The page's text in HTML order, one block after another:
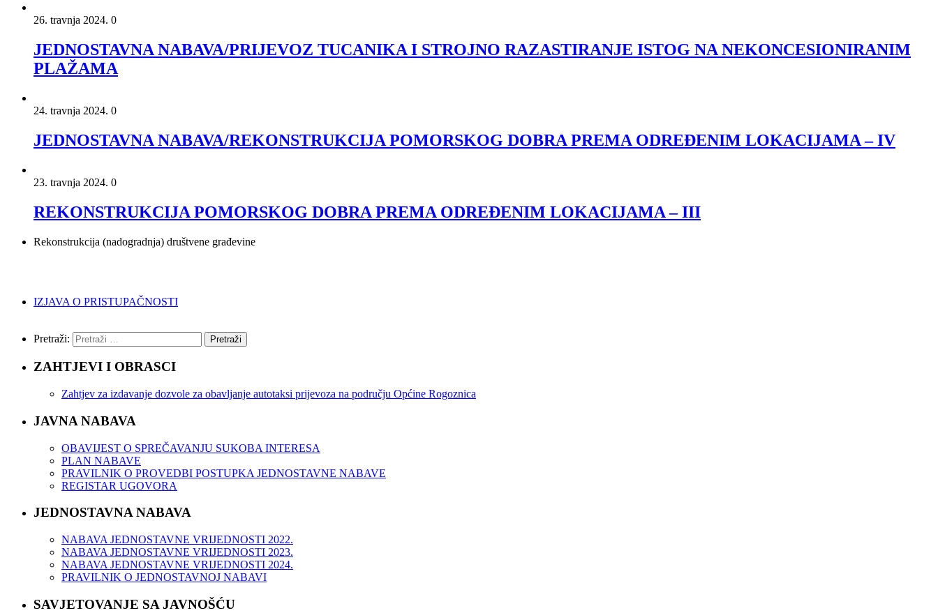
26. travnja 2024. 0
JEDNOSTAVNA NABAVA/PRIJEVOZ TUCANIKA I STROJNO RAZASTIRANJE ISTOG NA NEKONCESIONIRANIM
PLAŽAMA
24. travnja 2024. 0
JEDNOSTAVNA NABAVA/REKONSTRUKCIJA POMORSKOG DOBRA PREMA ODREĐENIM LOKACIJAMA – IV
23. travnja 2024. 0
REKONSTRUKCIJA POMORSKOG DOBRA PREMA ODREĐENIM LOKACIJAMA – III
Rekonstrukcija (nadogradnja) društvene građevine
IZJAVA O PRISTUPAČNOSTI
Pretraži:
ZAHTJEVI I OBRASCI
Zahtjev za izdavanje dozvole za obavljanje autotaksi prijevoza na području Općine Rogoznica
JAVNA NABAVA
OBAVIJEST O SPREČAVANJU SUKOBA INTERESA
PLAN NABAVE
PRAVILNIK O PROVEDBI POSTUPKA JEDNOSTAVNE NABAVE
REGISTAR UGOVORA
JEDNOSTAVNA NABAVA
NABAVA JEDNOSTAVNE VRIJEDNOSTI 2022.
NABAVA JEDNOSTAVNE VRIJEDNOSTI 2023.
NABAVA JEDNOSTAVNE VRIJEDNOSTI 2024.
PRAVILNIK O JEDNOSTAVNOJ NABAVI
SAVJETOVANJE SA JAVNOŠĆU